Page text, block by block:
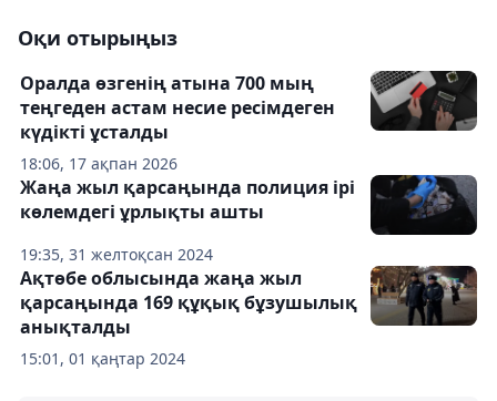
Оқи отырыңыз
18:06, 17 ақпан 2026
Оралда өзгенің атына 700 мың
теңгеден астам несие ресімдеген
күдікті ұсталды
19:35, 31 желтоқсан 2024
Жаңа жыл қарсаңында полиция ірі
көлемдегі ұрлықты ашты
15:01, 01 қаңтар 2024
Ақтөбе облысында жаңа жыл
қарсаңында 169 құқық бұзушылық
анықталды